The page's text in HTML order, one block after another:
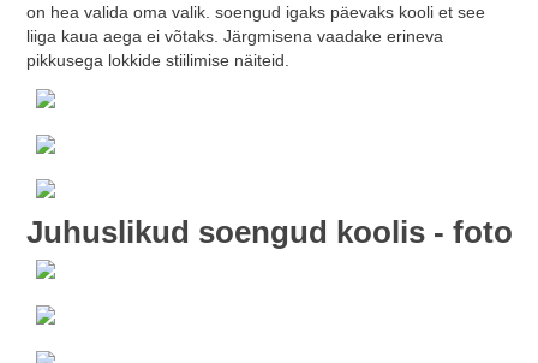
on hea valida oma valik. soengud igaks päevaks kooli et see
liiga kaua aega ei võtaks. Järgmisena vaadake erineva
pikkusega lokkide stiilimise näiteid.
Juhuslikud soengud koolis - foto